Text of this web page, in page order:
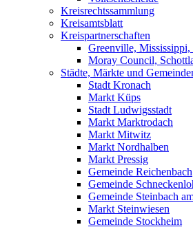
Kreisrechtssammlung
Kreisamtsblatt
Kreispartnerschaften
Greenville,
Moray Council,
Städte, Märkte und
Stadt Kronach
Markt Küps
Stadt Ludwigsstadt
Markt Marktrodach
Markt Mitwitz
Markt Nordhalben
Markt Pressig
Gemeinde Reichenbach
Gemeinde
Gemeinde Steinbach
Markt Steinwiesen
Gemeinde Stockheim